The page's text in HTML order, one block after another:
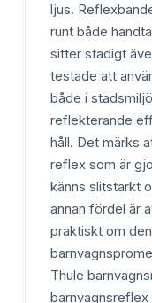
ljus.
runt både
sitter stadigt
testade att
både i
reflekterande
håll. Det märks
reflex som är
känns slitstarkt
annan fördel är
praktiskt om
Thule
barnvagnsreflex